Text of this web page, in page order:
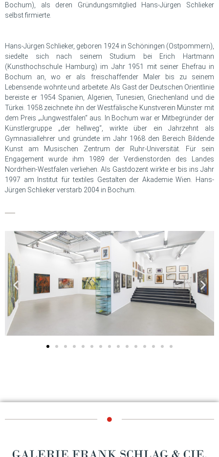
Bochum), als deren Gründungsmitglied Hans-Jürgen Schlieker
selbst firmierte.
Hans-Jürgen Schlieker, geboren 1924 in Schöningen (Ostpommern),
siedelte sich nach seinem Studium bei Erich Hartmann
(Kunsthochschule Hamburg) im Jahr 1951 mit seiner Ehefrau in
Bochum an, wo er als freischaffender Maler bis zu seinem
Lebensende wohnte und arbeitete. Als Gast der Deutschen Orientlinie
bereiste er 1954 Spanien, Algerien, Tunesien, Griechenland und die
Türkei. 1958 zeichnete ihn der Westfälische Kunstverein Münster mit
dem Preis „Jungwestfalen“ aus. In Bochum war er Mitbegründer der
Künstlergruppe „der hellweg“, wirkte über ein Jahrzehnt als
Gymnasiallehrer und gründete im Jahr 1968 den Bereich Bildende
Kunst am Musischen Zentrum der Ruhr-Universität. Für sein
Engagement wurde ihm 1989 der Verdienstorden des Landes
Nordrhein-Westfalen verliehen. Als Gastdozent wirkte er bis ins Jahr
1997 am Institut für textiles Gestalten der Akademie Wien. Hans-
Jürgen Schlieker verstarb 2004 in Bochum.